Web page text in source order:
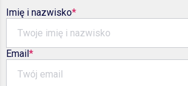
Imię i nazwisko
Email